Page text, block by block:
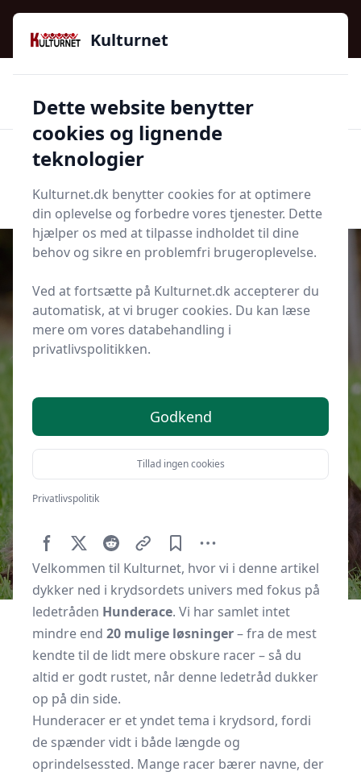
Kulturnet - Alt Det Gode I Livet | Din Kulturguide Siden
2016
97 kategorier 👍Kun godkendte butikker
Start søgning
Udgivet i Krydsordbog
Hunderace Krydsord
Velkommen til Kulturnet, hvor vi i denne artikel
dykker ned i krydsordets univers med fokus på
ledetråden Hunderace. Vi har samlet intet
mindre end 20 mulige løsninger– fra de mest
kendte til de lidt mere obskure racer – så du
altid er godt rustet, når denne ledetråd dukker
op på din side.
Hunderacer er et yndet tema i krydsord, fordi
de spænder vidt i både længde og
oprindelsessted. Mange racer bærer navne, der
Kulturnet
Dette website benytter
cookies og lignende
teknologier
Kulturnet.dk benytter cookies for at optimere
din oplevelse og forbedre vores tjenester. Dette
hjælper os med at tilpasse indholdet til dine
behov og sikre en problemfri brugeroplevelse.
Ved at fortsætte på Kulturnet.dk accepterer du
automatisk, at vi bruger cookies. Du kan læse
mere om vores databehandling i
privatlivspolitikken.
Godkend
Tillad ingen cookies
Privatlivspolitik